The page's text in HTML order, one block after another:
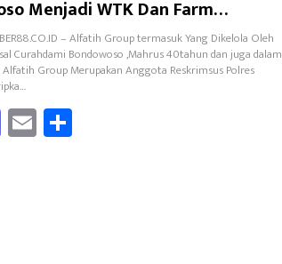
Menjadi WTK Dan Farm
– Alfatih Group termasuk Yang Dikelola Oleh
Curahdami Bondowoso ,Mahrus 40tahun dan juga dalam
Group Merupakan Anggota Reskrimsus Polres
M
as
E
m